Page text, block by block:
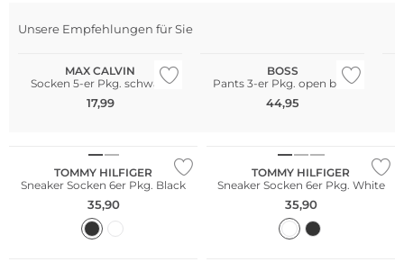
Unsere Empfehlungen für Sie
Große Größen
MAX CALVIN
Socken 5-er Pkg. schwarz
17,99
BOSS
Pants 3-er Pkg. open blue
44,95
TOMMY HILFIGER
Sneaker Socken 6er Pkg. Black
35,90
TOMMY HILFIGER
Sneaker Socken 6er Pkg. White
35,90